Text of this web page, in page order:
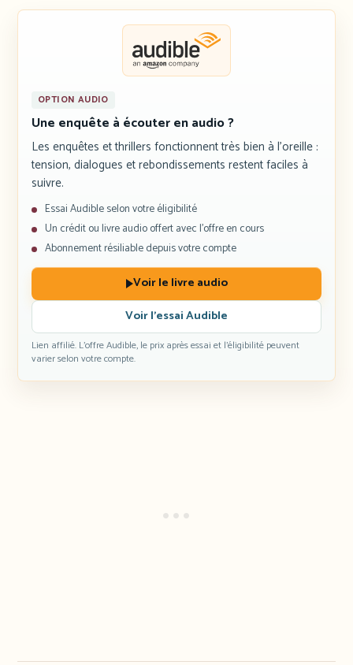
OPTION AUDIO
Une enquête à écouter en audio ?
Les enquêtes et thrillers fonctionnent très bien à l’oreille :
tension, dialogues et rebondissements restent faciles à
suivre.
Essai Audible selon votre éligibilité
Un crédit ou livre audio offert avec l’offre en cours
Abonnement résiliable depuis votre compte
Voir le livre audio
Voir l’essai Audible
Lien affilié. L’offre Audible, le prix après essai et l’éligibilité peuvent
varier selon votre compte.